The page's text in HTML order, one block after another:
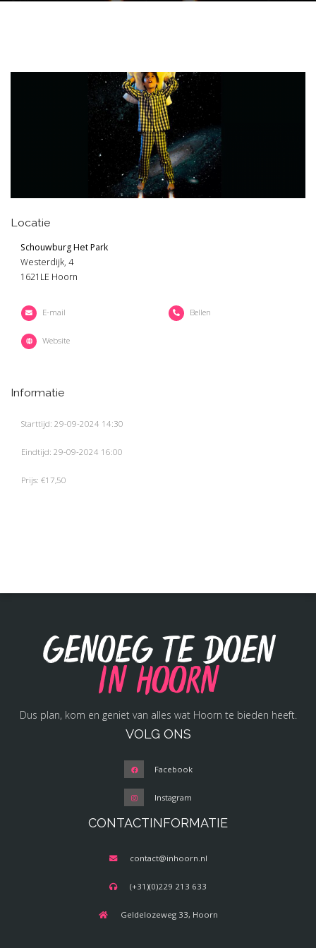
Locatie
Schouwburg Het Park
Westerdijk, 4
1621LE Hoorn
E-mail Bellen
Website
Informatie
Starttijd: 29-09-2024 14:30
Eindtijd: 29-09-2024 16:00
Prijs: €17,50
Genoeg te doen
in Hoorn
Dus plan, kom en geniet van alles wat Hoorn te bieden heeft.
VOLG ONS
Facebook
Instagram
CONTACTINFORMATIE
contact@inhoorn.nl
(+31)(0)229 213 633
Geldelozeweg 33, Hoorn